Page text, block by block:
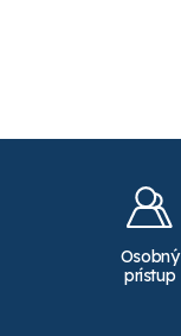
Osobný
prístup